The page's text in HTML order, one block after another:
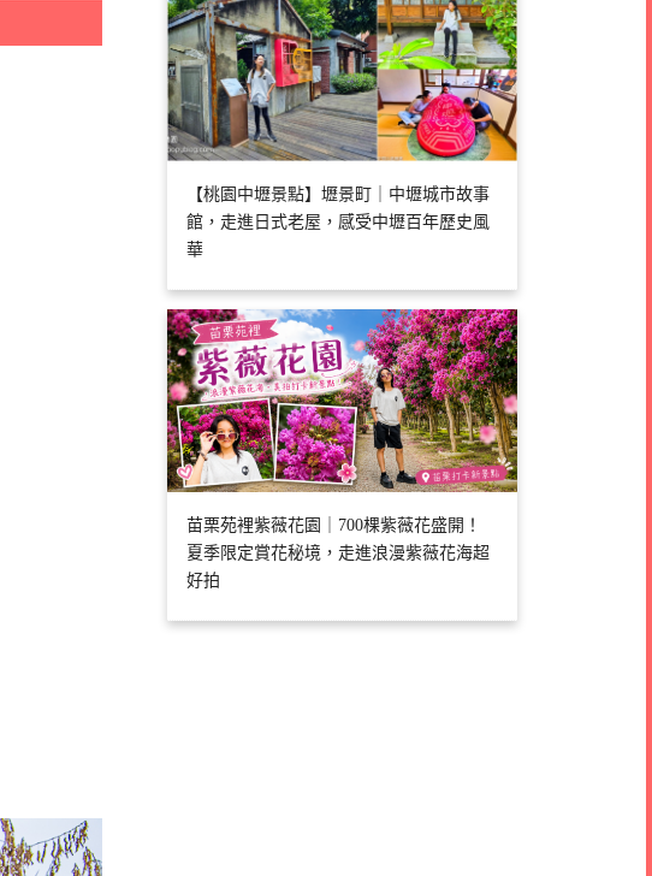
【桃園中壢景點】壢景町｜中壢城市故事
館，走進日式老屋，感受中壢百年歷史風
華
苗栗苑裡紫薇花園｜700棵紫薇花盛開！
夏季限定賞花秘境，走進浪漫紫薇花海超
好拍